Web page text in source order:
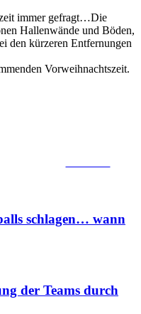
immer gefragt…Die
Hallenwände und Böden,
den kürzeren Entfernungen
Vorweihnachtszeit.
schlagen… wann
der Teams durch